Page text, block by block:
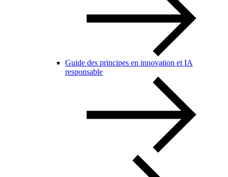
Guide des principes en innovation et IA
responsable